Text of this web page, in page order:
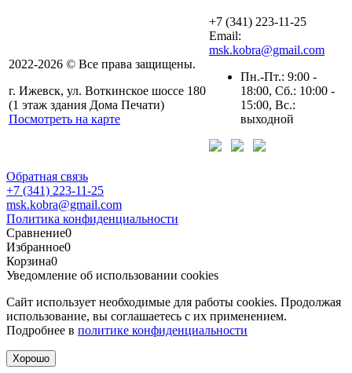
2022-2026 © Все права защищены.
г. Ижевск, ул. Воткинское шоссе 180
(1 этаж здания Дома Печати)
Посмотреть на карте
+7 (341) 223-11-25
Email:
msk.kobra@gmail.com
Пн.-Пт.: 9:00 -
18:00, Сб.: 10:00 -
15:00, Вс.:
выходной
Обратная связь
+7 (341) 223-11-25
msk.kobra@gmail.com
Политика конфиденциальности
Сравнение0
Избранное0
Корзина0
Уведомление об использовании cookies
Сайт использует необходимые для работы cookies. Продолжая
использование, вы соглашаетесь с их применением.
Подробнее в политике конфиденциальности
Хорошо